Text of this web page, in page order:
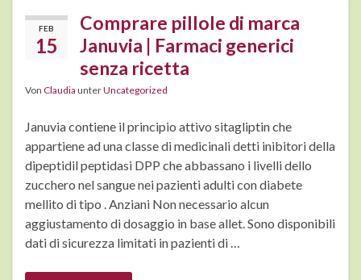
FEB
15
Comprare pillole di marca
Januvia | Farmaci generici
senza ricetta
Von Claudia unterUncategorized
Januvia contiene il principio attivo sitagliptin che
appartiene ad una classe di medicinali detti inibitori della
dipeptidil peptidasi DPP che abbassano i livelli dello
zucchero nel sangue nei pazienti adulti con diabete
mellito di tipo . Anziani Non necessario alcun
aggiustamento di dosaggio in base allet. Sono disponibili
dati di sicurezza limitati in pazienti di …